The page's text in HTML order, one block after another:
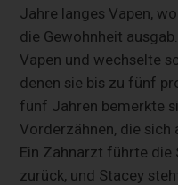
Jahre langes Vapen,
die Gewohnheit
Vapen und wechselte
denen sie bis zu fünf
fünf Jahren bemerkte
Vorderzähnen, die sich
Ein Zahnarzt führte die
zurück, und Stacey